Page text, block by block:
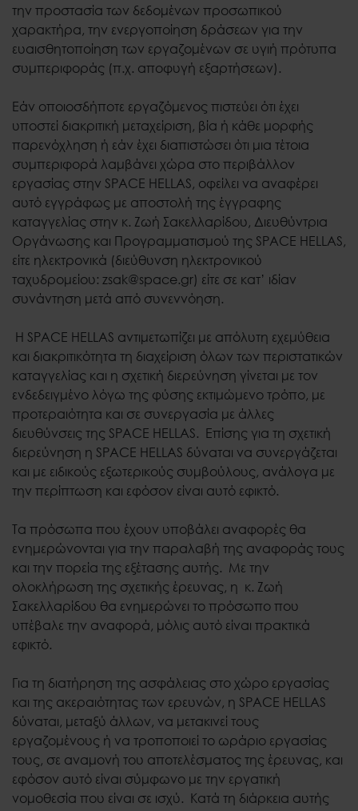
την προστασία των δεδομένων προσωπικού
χαρακτήρα, την ενεργοποίηση δράσεων για την
ευαισθητοποίηση των εργαζομένων σε υγιή πρότυπα
συμπεριφοράς (π.χ. αποφυγή εξαρτήσεων).
Εάν οποιοσδήποτε εργαζόμενος πιστεύει ότι έχει
υποστεί διακριτική μεταχείριση, βία ή κάθε μορφής
παρενόχληση ή εάν έχει διαπιστώσει ότι μια τέτοια
συμπεριφορά λαμβάνει χώρα στο περιβάλλον
εργασίας στην SPACE HELLAS, οφείλει να αναφέρει
αυτό εγγράφως με αποστολή της έγγραφης
καταγγελίας στην κ. Ζωή Σακελλαρίδου, Διευθύντρια
Οργάνωσης και Προγραμματισμού της SPACE HELLAS,
είτε ηλεκτρονικά (διεύθυνση ηλεκτρονικού
ταχυδρομείου: zsak@space.gr) είτε σε κατ’ ιδίαν
συνάντηση μετά από συνεννόηση.
Η SPACE HELLAS αντιμετωπίζει με απόλυτη εχεμύθεια
και διακριτικότητα τη διαχείριση όλων των περιστατικών
καταγγελίας και η σχετική διερεύνηση γίνεται με τον
ενδεδειγμένο λόγω της φύσης εκτιμώμενο τρόπο, με
προτεραιότητα και σε συνεργασία με άλλες
διευθύνσεις της SPACE HELLAS. Επίσης για τη σχετική
διερεύνηση η SPACE HELLAS δύναται να συνεργάζεται
και με ειδικούς εξωτερικούς συμβούλους, ανάλογα με
την περίπτωση και εφόσον είναι αυτό εφικτό.
Τα πρόσωπα που έχουν υποβάλει αναφορές θα
ενημερώνονται για την παραλαβή της αναφοράς τους
και την πορεία της εξέτασης αυτής. Με την
ολοκλήρωση της σχετικής έρευνας, η κ. Ζωή
Σακελλαρίδου θα ενημερώνει το πρόσωπο που
υπέβαλε την αναφορά, μόλις αυτό είναι πρακτικά
εφικτό.
Για τη διατήρηση της ασφάλειας στο χώρο εργασίας
και της ακεραιότητας των ερευνών, η SPACE HELLAS
δύναται, μεταξύ άλλων, να μετακινεί τους
εργαζομένους ή να τροποποιεί το ωράριο εργασίας
τους, σε αναμονή του αποτελέσματος της έρευνας, και
εφόσον αυτό είναι σύμφωνο με την εργατική
νομοθεσία που είναι σε ισχύ. Κατά τη διάρκεια αυτής